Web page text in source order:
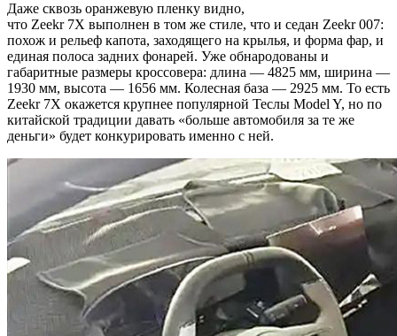
Даже сквозь оранжевую пленку видно,
что Zeekr 7X выполнен в том же стиле, что и седан Zeekr 007:
похож и рельеф капота, заходящего на крылья, и форма фар, и
единая полоса задних фонарей. Уже обнародованы и
габаритные размеры кроссовера: длина — 4825 мм, ширина —
1930 мм, высота — 1656 мм. Колесная база — 2925 мм. То есть
Zeekr 7X окажется крупнее популярной Теслы Model Y, но по
китайской традиции давать «больше автомобиля за те же
деньги» будет конкурировать именно с ней.